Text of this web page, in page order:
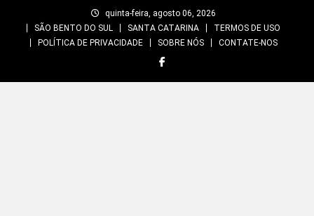
quinta-feira, agosto 06, 2026
SÃO BENTO DO SUL
SANTA CATARINA
TERMOS DE USO
POLÍTICA DE PRIVACIDADE
SOBRE NÓS CONTATE-NOS